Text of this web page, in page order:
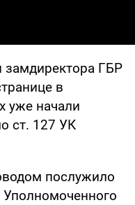
ГБР
в
уже начали
ст. 127 УК
послужило